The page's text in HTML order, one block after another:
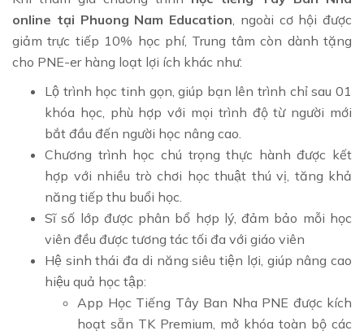
online tại Phuong Nam Education, ngoài cơ hội được
giảm trực tiếp 10% học phí, Trung tâm còn dành tặng
cho PNE-er hàng loạt lợi ích khác như:
Lộ trình học tinh gọn, giúp bạn lên trình chỉ sau 01
khóa học, phù hợp với mọi trình độ từ người mới
bắt đầu đến người học nâng cao.
Chương trình học chú trọng thực hành được kết
hợp với nhiều trò chơi học thuật thú vị, tăng khả
năng tiếp thu buổi học.
Sĩ số lớp được phân bổ hợp lý, đảm bảo mỗi học
viên đều được tương tác tối đa với giáo viên
Hệ sinh thái đa di năng siêu tiện lợi, giúp nâng cao
hiệu quả học tập:
App Học Tiếng Tây Ban Nha PNE được kích
hoạt sẵn TK Premium, mở khóa toàn bộ các